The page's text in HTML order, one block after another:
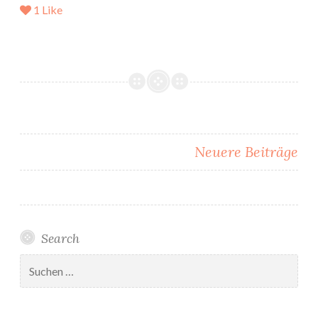
1 Like
Beitragsnavigation
Neuere Beiträge
Search
nach: